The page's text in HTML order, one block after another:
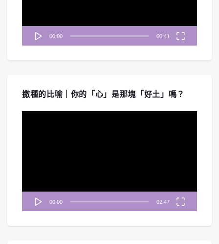
00:00 00:41
撒種的比喻｜你的「心」是那塊「好土」嗎？
00:00 02:47